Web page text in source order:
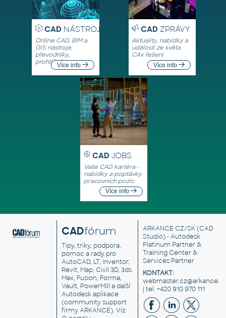
CADNÁSTROJE
Online CAD, BIM a
GIS nástroje,
převodníky,
prohlížečeVíce info
CADZPRÁVY
Aktuality, nabídky a
události ze světa
CAx řešení
Více info
CAD JOBS
Vaše CAD kariéra -
nabídky a poptávky
pracovních pozic
Více info
CADfórum
Tipy, triky, podpora,
pomoc a rady pro
AutoCAD, LT, Inventor,
Revit, Map, Civil 3D, 3ds
Max, Fusion, Forma,
Vault, PowerMill a další
Autodesk aplikace
(community support
firmy ARKANCE). Viz
ARKANCE CZ/SK(CAD
Studio) - Autodesk
Platinum Partner &
Training Center &
Services Partner
KONTAKT:
| tel. +420 910 970 111